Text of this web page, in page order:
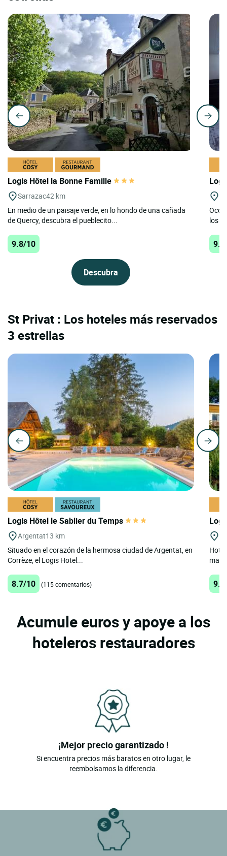
Logis Hôtel la Bonne Famille
Sarrazac42 km
En medio de un paisaje verde, en lo hondo de una cañada
de Quercy, descubra el pueblecito...
9.8/10
Descubra
los
St Privat : Los hoteles más reservados
3 estrellas
Logis Hôtel le Sablier du Temps
Argentat13 km
Situado en el corazón de la hermosa ciudad de Argentat, en
Corrèze, el Logis Hotel...
8.7/10 (115 comentarios)
Acumule euros y apoye a los
hoteleros restauradores
¡Mejor precio garantizado !
Si encuentra precios más baratos en otro lugar, le
reembolsamos la diferencia.